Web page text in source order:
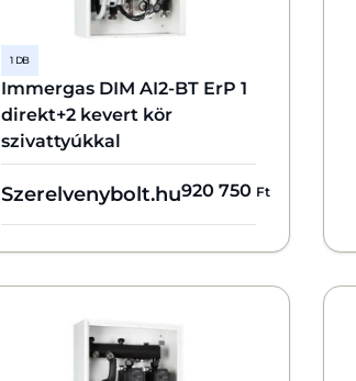
1 DB
Immergas DIM AI2-BT ErP 1
direkt+2 kevert kör
szivattyúkkal
Szerelvenybolt.hu920 750 Ft